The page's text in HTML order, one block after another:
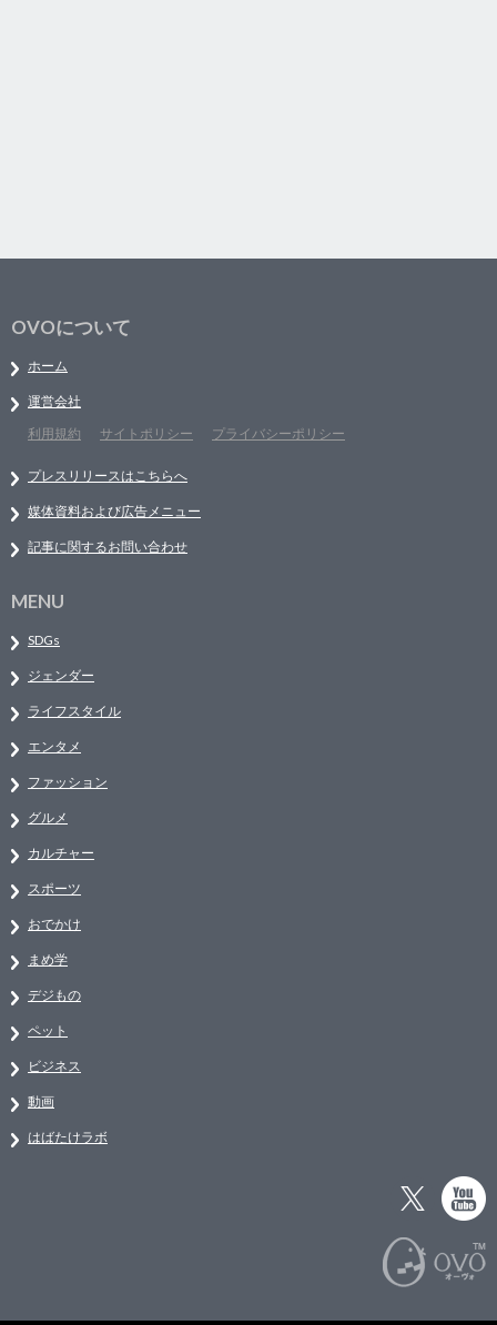
OVOについて
ホーム
運営会社
利用規約
サイトポリシー プライバシーポリシー
プレスリリースはこちらへ
媒体資料および広告メニュー
記事に関するお問い合わせ
MENU
SDGs
ジェンダー
ライフスタイル
エンタメ
ファッション
グルメ
カルチャー
スポーツ
おでかけ
まめ学
デジもの
ペット
ビジネス
動画
はばたけラボ